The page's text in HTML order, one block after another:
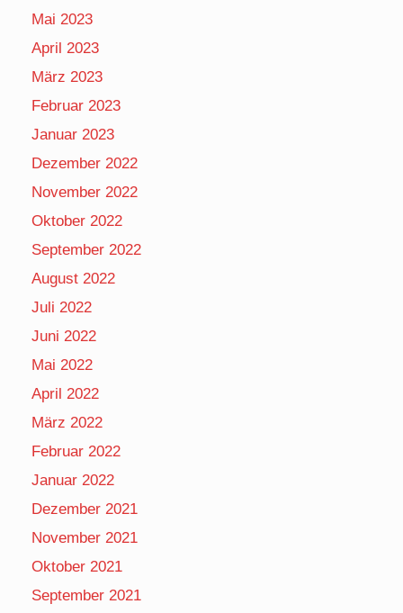
Mai 2023
April 2023
März 2023
Februar 2023
Januar 2023
Dezember 2022
November 2022
Oktober 2022
September 2022
August 2022
Juli 2022
Juni 2022
Mai 2022
April 2022
März 2022
Februar 2022
Januar 2022
Dezember 2021
November 2021
Oktober 2021
September 2021